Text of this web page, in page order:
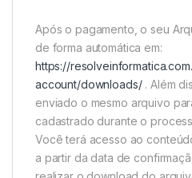
Após o pagamento, o seu
de forma automática em:
https://
account/downloads/. Além
enviado o mesmo arquivo
cadastrado durante o
Você terá acesso ao
a partir da data de